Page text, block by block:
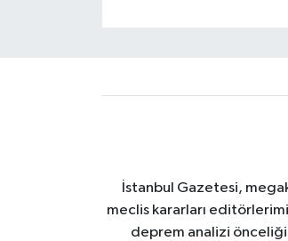
İstanbul Gazetesi,
meclis kararları
deprem analizi